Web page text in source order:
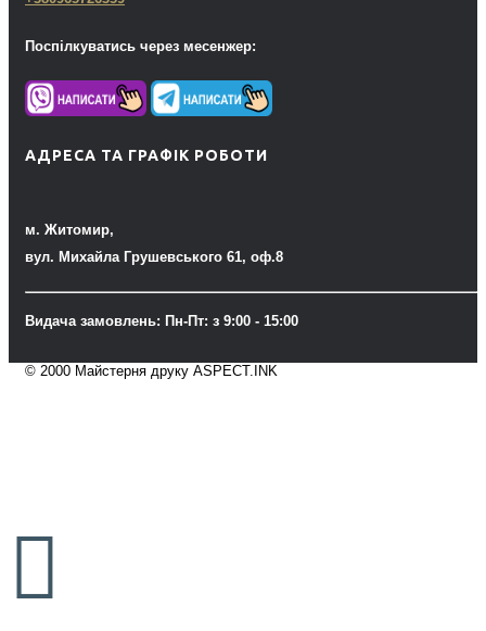
Поспілкуватись через месенжер:
АДРЕСА ТА ГРАФІК РОБОТИ
м. Житомир,
вул. Михайла Грушевського 61, оф.8
Видача замовлень: Пн-Пт: з 9:00 - 15:00
© 2000 Майстерня друку ASPECT.INK